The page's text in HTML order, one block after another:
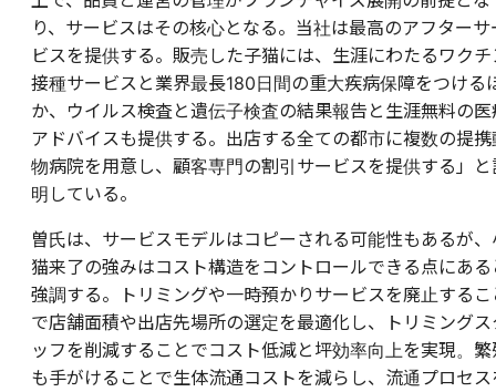
り、サービスはその核心となる。当社は最高のアフターサ
ビスを提供する。販売した子猫には、生涯にわたるワクチ
接種サービスと業界最長180日間の重大疾病保障をつける
か、ウイルス検査と遺伝子検査の結果報告と生涯無料の医
アドバイスも提供する。出店する全ての都市に複数の提携
物病院を用意し、顧客専門の割引サービスを提供する」と
明している。
曽氏は、サービスモデルはコピーされる可能性もあるが、
猫来了の強みはコスト構造をコントロールできる点にある
強調する。トリミングや一時預かりサービスを廃止するこ
で店舗面積や出店先場所の選定を最適化し、トリミングス
ッフを削減することでコスト低減と坪効率向上を実現。繁
も手がけることで生体流通コストを減らし、流通プロセス